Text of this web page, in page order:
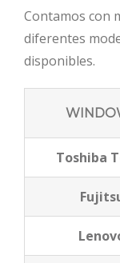
Contamos con
diferentes
disponibles.
Toshiba